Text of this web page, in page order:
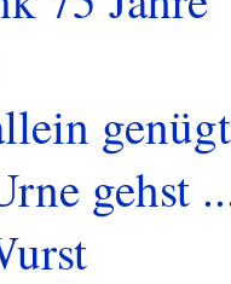
gehst